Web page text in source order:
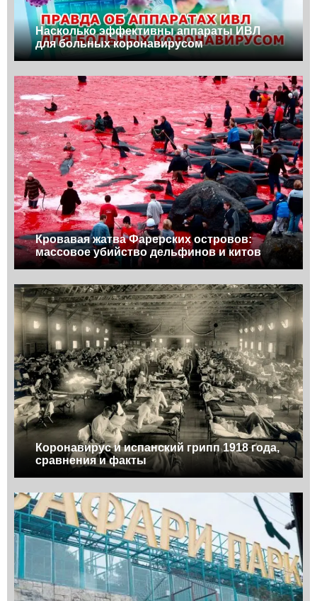
Насколько эффективны аппараты ИВЛ
для больных коронавирусом
Кровавая жатва Фарерских островов:
массовое убийство дельфинов и китов
Коронавирус и испанский грипп 1918 года,
сравнения и факты